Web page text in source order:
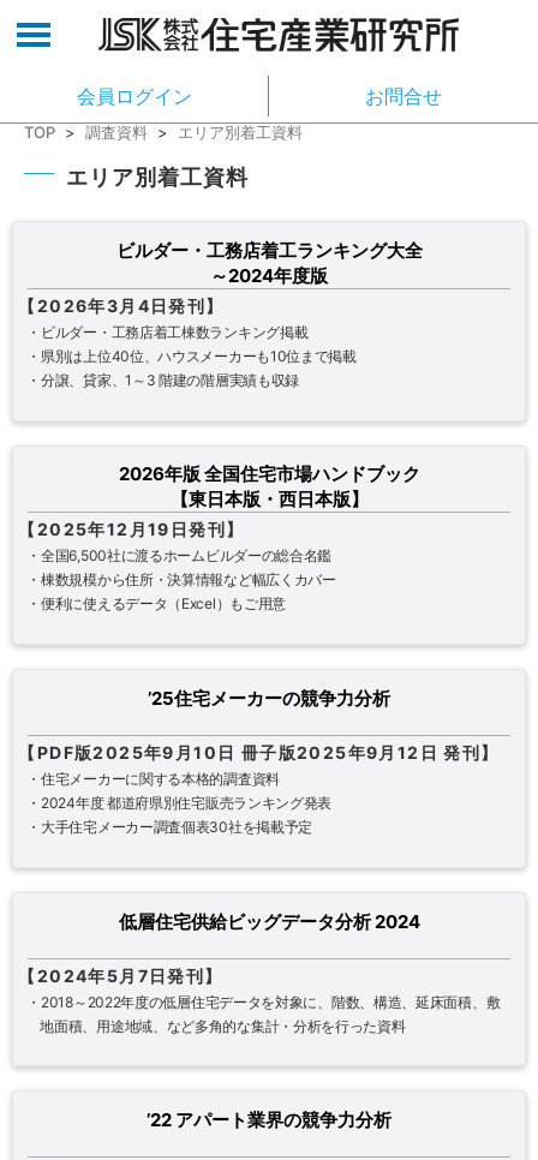
会員ログイン お問合せ
TOP > 調査資料 > エリア別着工資料
エリア別着工資料
ビルダー・工務店着工ランキング大全
～2024年度版
【2026年3月4日発刊】
・ビルダー・工務店着工棟数ランキング掲載
・県別は上位40位、ハウスメーカーも10位まで掲載
・分譲、貸家、1～3 階建の階層実績も収録
2026年版 全国住宅市場ハンドブック
【東日本版・西日本版】
【2025年12月19日発刊】
・全国6,500社に渡るホームビルダーの総合名鑑
・棟数規模から住所・決算情報など幅広くカバー
・便利に使えるデータ（Excel）もご用意
’25住宅メーカーの競争力分析
【PDF版2025年9月10日 冊子版2025年9月12日 発刊】
・住宅メーカーに関する本格的調査資料
・2024年度 都道府県別住宅販売ランキング発表
・大手住宅メーカー調査個表30社を掲載予定
低層住宅供給ビッグデータ分析 2024
【2024年5月7日発刊】
・2018～2022年度の低層住宅データを対象に、階数、構造、延床面積、敷
地面積、用途地域、など多角的な集計・分析を行った資料
’22 アパート業界の競争力分析